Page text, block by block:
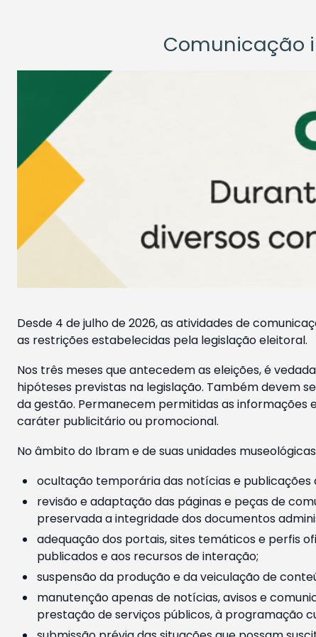
Comunicação
Desde 4 de julho de 2026, as atividades de
as restrições estabelecidas pela legislação eleitoral.
Nos três meses que antecedem as eleições, é
hipóteses previstas na legislação. Também devem
da gestão. Permanecem permitidas as
caráter publicitário ou promocional.
No âmbito do Ibram e de suas unidades
ocultação temporária das notícias e
revisão e adaptação das páginas e peças de
preservada a integridade dos documentos
adequação dos portais, sites temáticos e perfis
publicados e aos recursos de interação;
suspensão da produção e da veiculação de
manutenção apenas de notícias, avisos e
prestação de serviços públicos, à programação